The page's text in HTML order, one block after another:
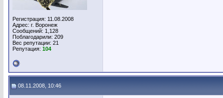
Регистрация: 11.08.2008
Адрес: г. Воронеж
Сообщений: 1,128
Поблагодарили: 209
Вес репутации: 21
Репутация: 104
08.11.2008, 10:46